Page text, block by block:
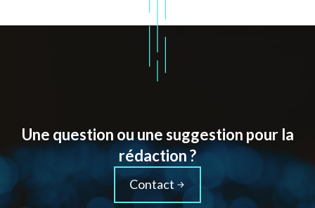
Une question ou une suggestion pour la
rédaction ?
Contact